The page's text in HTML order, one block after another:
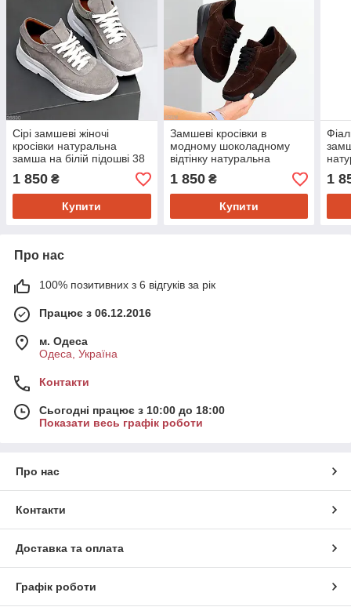
Сірі замшеві жіночі
кросівки натуральна
замша на білій підошві 38
1 850 ₴
Купити
Замшеві кросівки в
модному шоколадному
відтінку натуральна
замша, топова модель 37
1 850₴
Купити
1
Про нас
100% позитивних з 6 відгуків за рік
Працює з 06.12.2016
м. Одеса
Одеса, Україна
Контакти
Сьогодні працює з 10:00 до 18:00
Показати весь графік роботи
Про нас
Контакти
Доставка та оплата
Графік роботи